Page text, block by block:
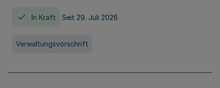
In Kraft Seit 29. Juli 2026
Verwaltungsvorschrift